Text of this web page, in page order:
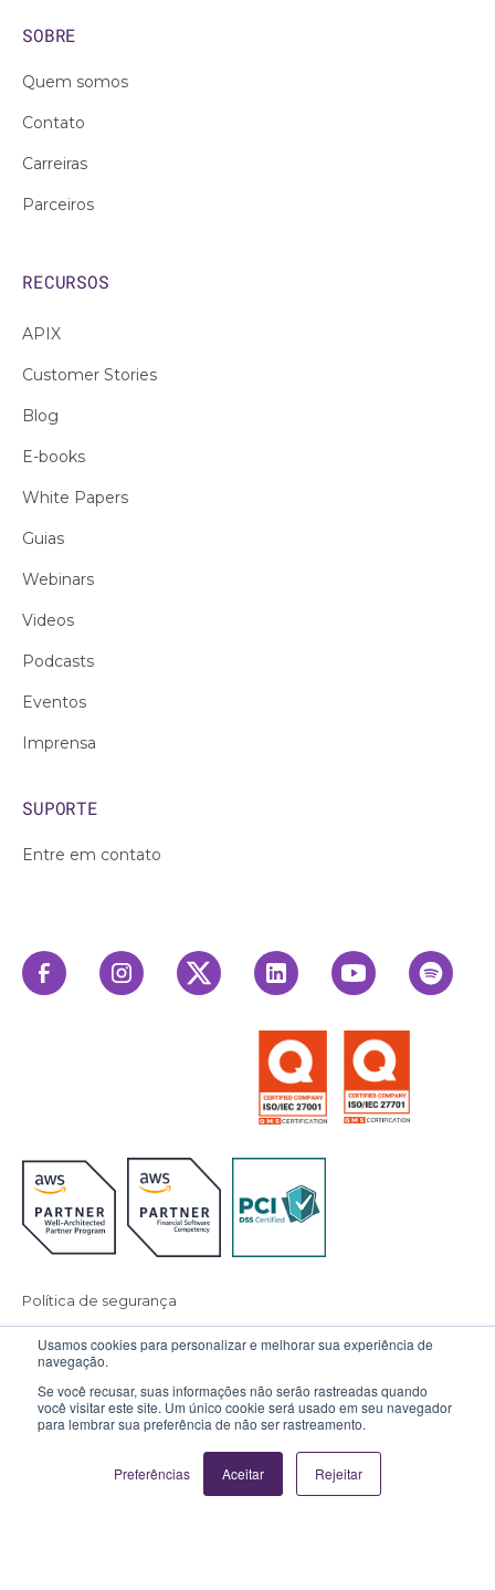
Usamos cookies para personalizar e melhorar sua experiência de
navegação.
Se você recusar, suas informações não serão rastreadas quando
você visitar este site. Um único cookie será usado em seu navegador
para lembrar sua preferência de não ser rastreamento.
Preferências Aceitar Rejeitar
SOBRE
Quem somos
Contato
Carreiras
Parceiros
RECURSOS
APIX
Customer Stories
Blog
E-books
White Papers
Guias
Webinars
Videos
Podcasts
Eventos
Imprensa
SUPORTE
Entre em contato
© 2026 Sensedia. All rights reserved.
Política de privacidade
Política de segurança
Privacidade de dados